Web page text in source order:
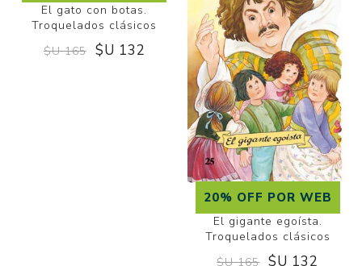
El gato con botas.
Troquelados clásicos
$U 165 $U 132
20% OFF POR WEB
El gigante egoísta.
Troquelados clásicos
$U 165 $U 132